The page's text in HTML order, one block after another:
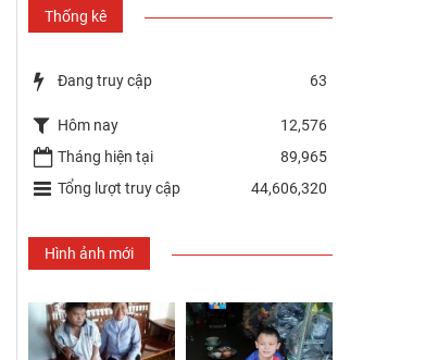
Thống kê
Đang truy cập 63
Hôm nay
12,576
Tháng hiện tại
89,965
Tổng lượt truy cập
44,606,320
Hình ảnh mới